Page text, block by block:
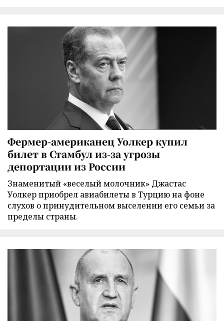
Фермер-американец Уолкер купил
билет в Стамбул из-за угрозы
депортации из России
Знаменитый «веселый молочник» Джастас
Уолкер приобрел авиабилеты в Турцию на фоне
слухов о принудительном выселении его семьи за
пределы страны.